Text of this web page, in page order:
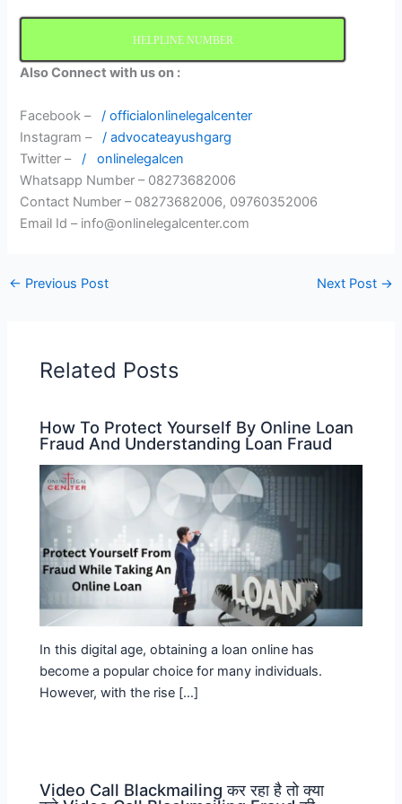
HELPLINE NUMBER
Also Connect with us on :
Facebook –
/ officialonlinelegalcenter
Instagram –
/ advocateayushgarg
Twitter –
/onlinelegalcen
Whatsapp Number – 08273682006
Contact Number – 08273682006, 09760352006
Email Id – info@onlinelegalcenter.com
← Previous Post Next Post →
Related Posts
How To Protect Yourself By Online Loan
Fraud And Understanding Loan Fraud
In this digital age, obtaining a loan online has
become a popular choice for many individuals.
However, with the rise […]
Video Call Blackmailing कर रहा है तो क्या